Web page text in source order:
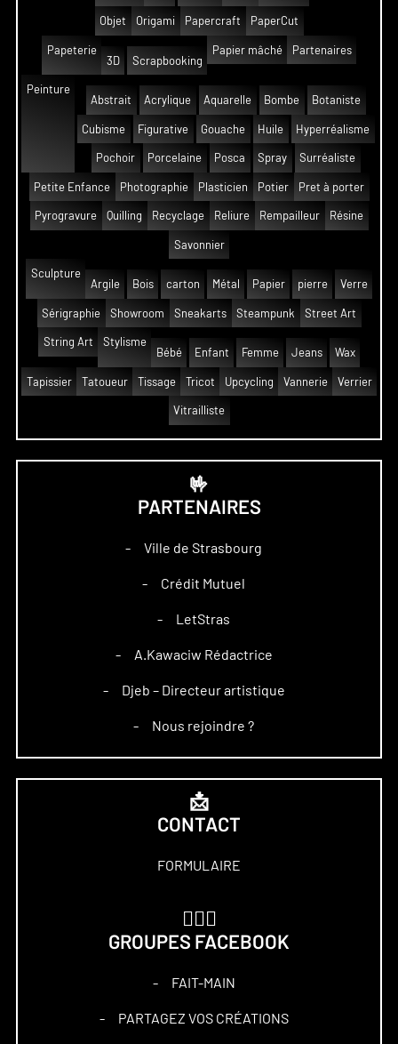
Objet Origami Papercraft PaperCut
Papeterie
3D
Scrapbooking
Papier mâché Partenaires
Peinture
Abstrait
Acrylique Aquarelle Bombe Botaniste
Cubisme Figurative Gouache Huile Hyperréalisme
Pochoir Porcelaine Posca Spray Surréaliste
Petite Enfance Photographie Plasticien Potier Pret à porter
Pyrogravure Quilling Recyclage Reliure Rempailleur Résine
Savonnier
Sculpture
Argile
Bois carton Métal Papier pierre Verre
Sérigraphie Showroom Sneakarts Steampunk Street Art
String Art
Stylisme
Bébé
Enfant Femme Jeans Wax
Tapissier Tatoueur Tissage Tricot Upcycling Vannerie Verrier
Vitrailliste
🤟
PARTENAIRES
– Ville de Strasbourg
– Crédit Mutuel
– LetStras
– A.Kawaciw Rédactrice
– Djeb – Directeur artistique
– Nous rejoindre ?
📩
CONTACT
FORMULAIRE
GROUPES FACEBOOK
– FAIT-MAIN
– PARTAGEZ VOS CRÉATIONS